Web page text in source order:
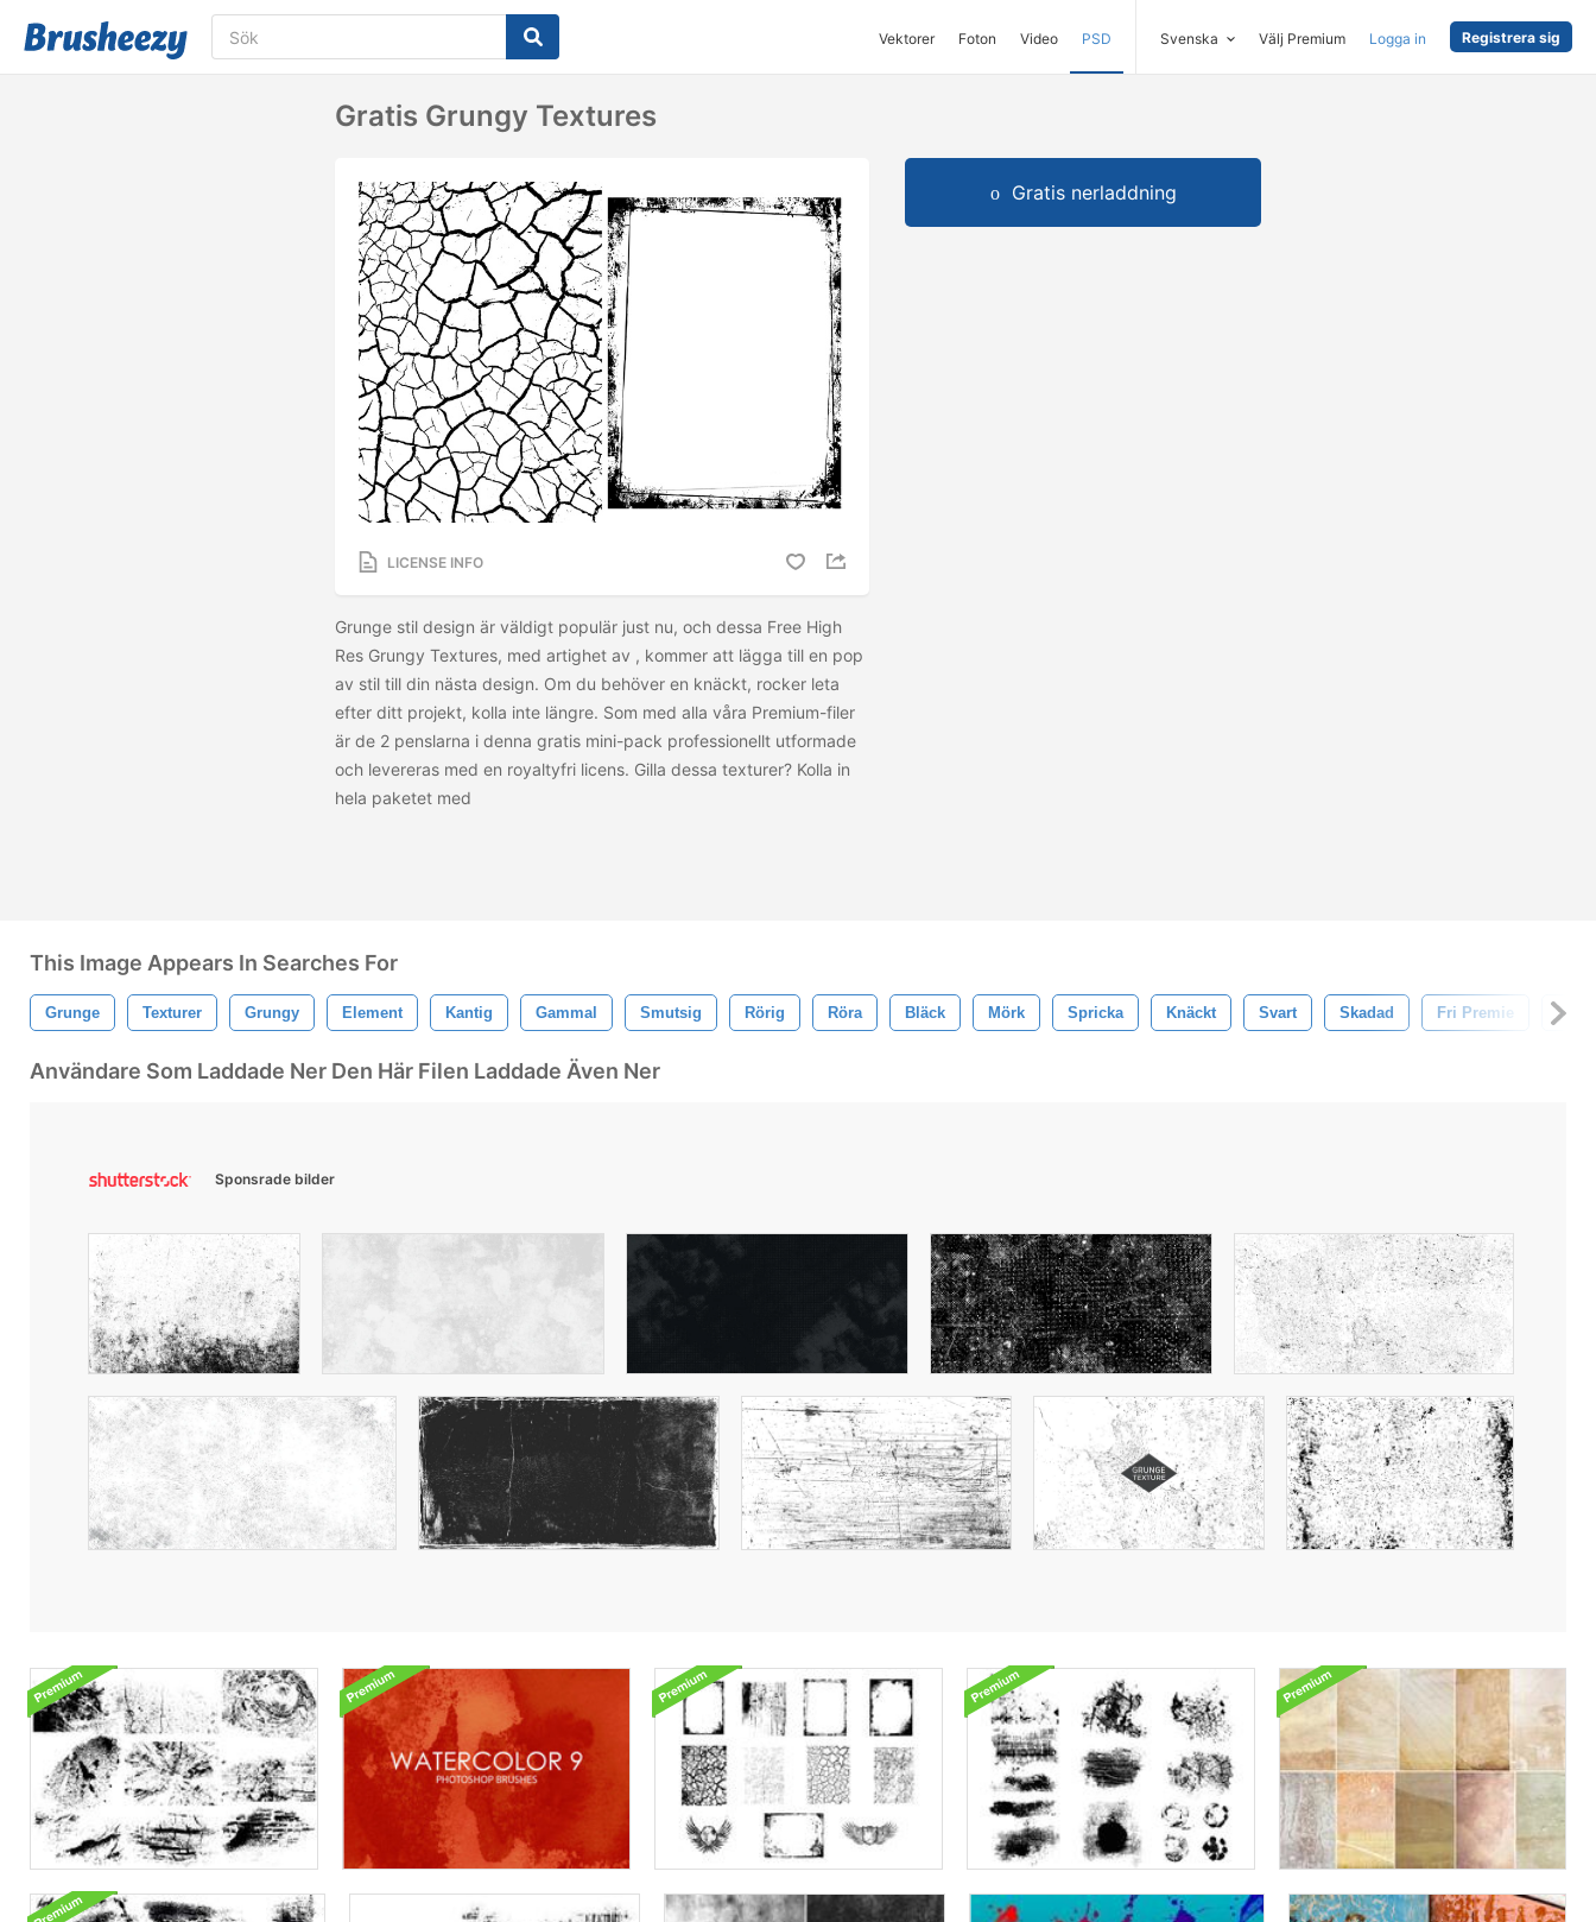
Vektorer Foton Video PSD Svenska Välj Premium Logga in Registrera sig
Gratis Grungy Textures
LICENSE INFO
Grunge stil design är väldigt populär just nu, och dessa Free High
Res Grungy Textures, med artighet av , kommer att lägga till en pop
av stil till din nästa design. Om du behöver en knäckt, rocker leta
efter ditt projekt, kolla inte längre. Som med alla våra Premium-filer
är de 2 penslarna i denna gratis mini-pack professionellt utformade
och levereras med en royaltyfri licens. Gilla dessa texturer? Kolla in
hela paketet med
Gratis nerladdning
This Image Appears In Searches For
Grunge Texturer Grungy Element Kantig Gammal Smutsig Rörig Röra Bläck Mörk Spricka Knäckt Svart Skadad Fri Premie
Användare Som Laddade Ner Den Här Filen Laddade Även Ner
Sponsrade bilder